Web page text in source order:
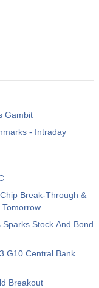
Gambit
- Intraday
Break-Through &
Stock And Bond
G10 Central Bank
Breakout